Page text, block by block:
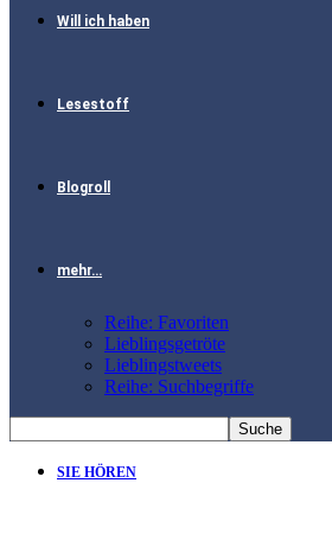
Will ich haben
Lesestoff
Blogroll
mehr…
Reihe: Favoriten
Lieblingsgetröte
Lieblingstweets
Reihe: Suchbegriffe
SIE HÖREN